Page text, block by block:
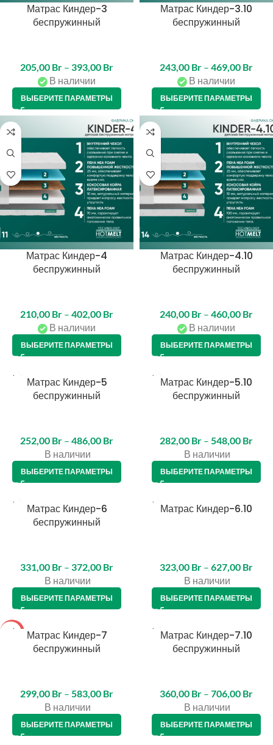
Матрас Киндер-3
беспружинный
205,00 Br – 393,00 Br
В наличии
ВЫБЕРИТЕ ПАРАМЕТРЫ
Матрас Киндер-3.10
беспружинный
243,00 Br – 469,00 Br
В наличии
ВЫБЕРИТЕ ПАРАМЕТРЫ
Матрас Киндер-4
беспружинный
210,00 Br – 402,00 Br
В наличии
ВЫБЕРИТЕ ПАРАМЕТРЫ
Матрас Киндер-4.10
беспружинный
240,00 Br – 460,00 Br
В наличии
ВЫБЕРИТЕ ПАРАМЕТРЫ
Матрас Киндер-5
беспружинный
252,00 Br – 486,00 Br
В наличии
ВЫБЕРИТЕ ПАРАМЕТРЫ
Матрас Киндер-5.10
беспружинный
282,00 Br – 548,00 Br
В наличии
ВЫБЕРИТЕ ПАРАМЕТРЫ
Матрас Киндер-6
беспружинный
331,00 Br – 372,00 Br
В наличии
ВЫБЕРИТЕ ПАРАМЕТРЫ
Матрас Киндер-6.10
323,00 Br – 627,00 Br
В наличии
ВЫБЕРИТЕ ПАРАМЕТРЫ
Матрас Киндер-7
беспружинный
299,00 Br – 583,00 Br
В наличии
ВЫБЕРИТЕ ПАРАМЕТРЫ
Матрас Киндер-7.10
беспружинный
360,00 Br – 706,00 Br
В наличии
ВЫБЕРИТЕ ПАРАМЕТРЫ